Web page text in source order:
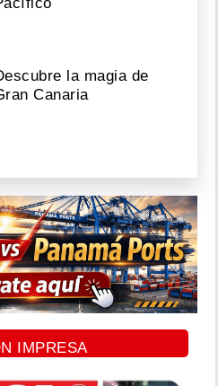
la magia de
Canaria
IMPRESA